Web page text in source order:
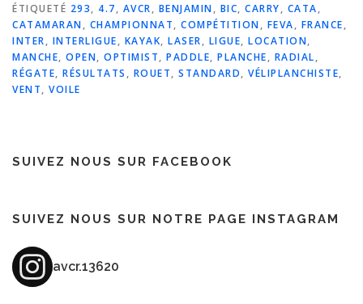
ÉTIQUETÉ 293, 4.7, AVCR, BENJAMIN, BIC, CARRY, CATA,
CATAMARAN, CHAMPIONNAT, COMPÉTITION, FEVA, FRANCE,
INTER, INTERLIGUE, KAYAK, LASER, LIGUE, LOCATION,
MANCHE, OPEN, OPTIMIST, PADDLE, PLANCHE, RADIAL,
RÉGATE, RÉSULTATS , ROUET, STANDARD, VÉLIPLANCHISTE,
VENT, VOILE
SUIVEZ NOUS SUR FACEBOOK
SUIVEZ NOUS SUR NOTRE PAGE INSTAGRAM
avcr.13620